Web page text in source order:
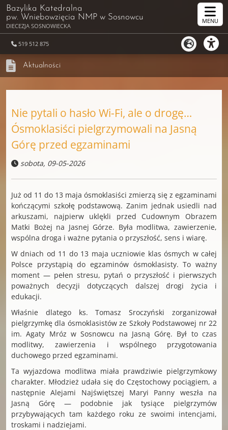
519 512 875
Bazylika Katedralna
pw. Wniebowzięcia NMP w Sosnowcu
DIECEZJA SOSNOWIECKA
MENU
Aktualności
Nie pytali o hasło Wi-Fi, ale o drogę…
Ósmoklasiści pielgrzymowali na Jasną
Górę przed egzaminami
sobota, 09-05-2026
Już od 11 do 13 maja ósmoklasiści zmierzą się z egzaminami
kończącymi szkołę podstawową. Zanim jednak usiedli nad
arkuszami, najpierw uklękli przed Cudownym Obrazem
Matki Bożej na Jasnej Górze. Była modlitwa, zawierzenie,
wspólna droga i ważne pytania o przyszłość, sens i wiarę.
W dniach od 11 do 13 maja uczniowie klas ósmych w całej
Polsce przystąpią do egzaminów ósmoklasisty. To ważny
moment — pełen stresu, pytań o przyszłość i pierwszych
poważnych decyzji dotyczących dalszej drogi życia i
edukacji.
Właśnie dlatego ks. Tomasz Sroczyński zorganizował
pielgrzymkę dla ósmoklasistów ze Szkoły Podstawowej nr 22
im. Agaty Mróz w Sosnowcu na Jasną Górę. Był to czas
modlitwy, zawierzenia i wspólnego przygotowania
duchowego przed egzaminami.
Ta wyjazdowa modlitwa miała prawdziwie pielgrzymkowy
charakter. Młodzież udała się do Częstochowy pociągiem, a
następnie Alejami Najświętszej Maryi Panny weszła na
Jasną Górę — podobnie jak tysiące pielgrzymów
przybywających tam każdego roku ze swoimi intencjami,
troskami i nadziejami.